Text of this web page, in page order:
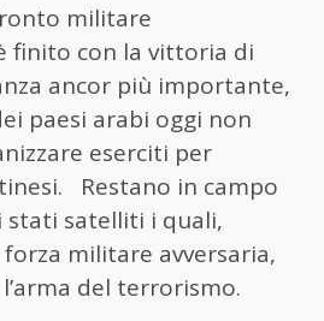
militare
finito con la vittoria di
ancor più importante,
paesi arabi oggi non
eserciti per
Restano in campo
stati satelliti i quali,
militare avversaria,
del terrorismo.